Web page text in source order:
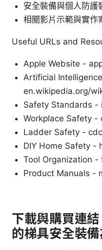
安全裝備與個人防護
相關影片示範與實作
Useful URLs and
Apple Website -
Artificial
en.wikipedia.org/
Safety Standards -
Workplace Safety -
Ladder Safety -
DIY Home Safety -
Tool Organization -
Product Manuals -
下載與購買連
的梯具安全裝備